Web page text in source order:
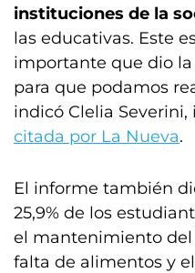
instituciones de la
las educativas. Este
importante que dio
para que podamos
indicó Clelia
citada por La Nueva.
El informe también
25,9% de los
el mantenimiento del
falta de alimentos y